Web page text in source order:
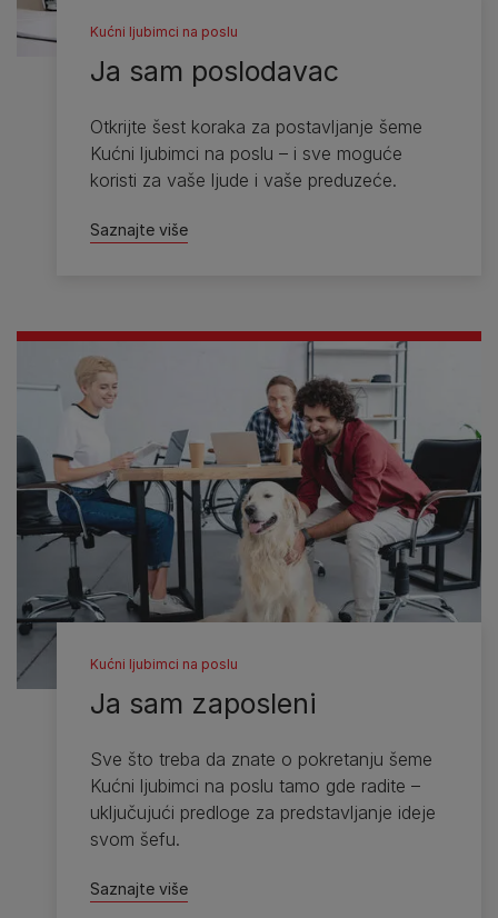
Kućni ljubimci na poslu
Ja sam poslodavac
Otkrijte šest koraka za postavljanje šeme
Kućni ljubimci na poslu – i sve moguće
koristi za vaše ljude i vaše preduzeće.
Saznajte više
Kućni ljubimci na poslu
Ja sam zaposleni
Sve što treba da znate o pokretanju šeme
Kućni ljubimci na poslu tamo gde radite –
uključujući predloge za predstavljanje ideje
svom šefu.
Saznajte više